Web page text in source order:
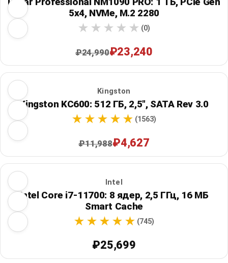
5x4, NVMe, M.2 2280
(0)
₽24,990₽23,240
Kingston
Kingston KC600: 512 ГБ, 2,5", SATA Rev 3.0
(1563)
₽11,988₽4,627
Intel
Intel Core i7-11700: 8 ядер, 2,5 ГГц, 16 МБ
Smart Cache
(745)
₽25,699